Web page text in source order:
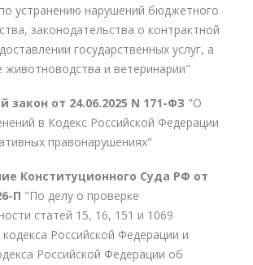
устранению нарушений бюджетного
законодательства о контрактной
государственных услуг, а
животноводства и ветеринарии"
закон от 24.06.2025 N 171-ФЗ "О
в Кодекс Российской Федерации
правонарушениях"
Конституционного Суда РФ от
П "По делу о проверке
статей 15, 16, 151 и 1069
Российской Федерации и
Российской Федерации об